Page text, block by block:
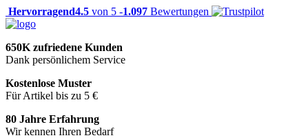
Hervorragend4.5 von 5 -1.097 Bewertungen
650K zufriedene Kunden
Dank persönlichem Service
Kostenlose Muster
Für Artikel bis zu 5 €
80 Jahre Erfahrung
Wir kennen Ihren Bedarf